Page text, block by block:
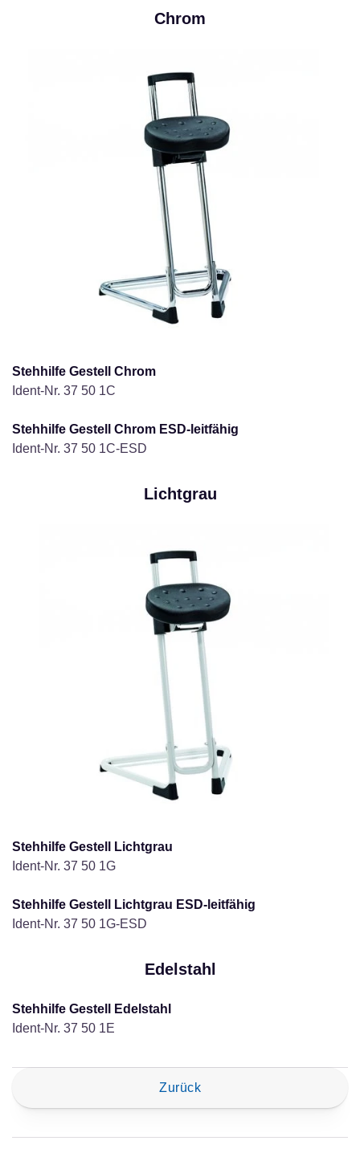
Chrom
Stehhilfe Gestell Chrom
Ident-Nr. 37 50 1C
Stehhilfe Gestell Chrom ESD-leitfähig
Ident-Nr. 37 50 1C-ESD
Lichtgrau
Stehhilfe Gestell Lichtgrau
Ident-Nr. 37 50 1G
Stehhilfe Gestell Lichtgrau ESD-leitfähig
Ident-Nr. 37 50 1G-ESD
Edelstahl
Stehhilfe Gestell Edelstahl
Ident-Nr. 37 50 1E
Zurück